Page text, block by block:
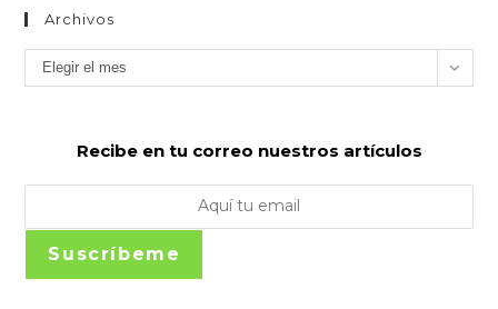
Archivos
Archivos
Elegir el mes
Recibe en tu correo nuestros artículos
Suscríbeme